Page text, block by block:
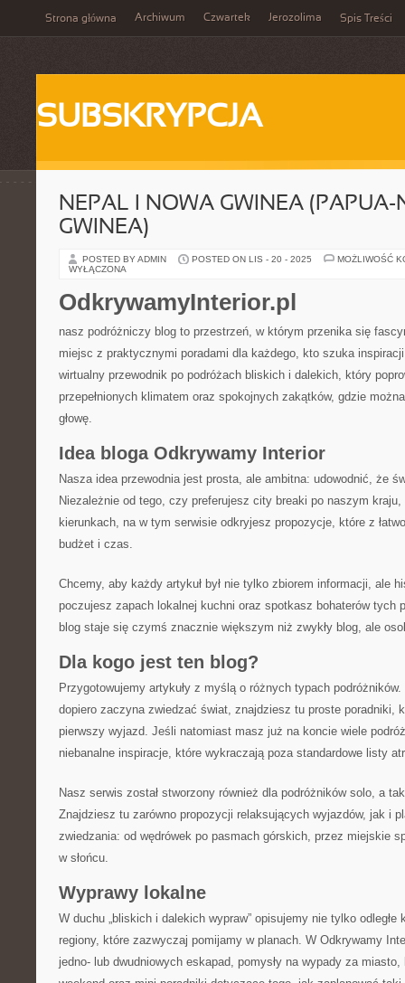
Strona główna Archiwum Czwartek Jerozolima Spis Treści
SUBSKRYPCJA
NEPAL I NOWA GWINEA (PAPUA-
GWINEA)
POSTED BY ADMIN POSTED ON LIS - 20 - 2025
MOŻLIWOŚĆ
WYŁĄCZONA
OdkrywamyInterior.pl
nasz podróżniczy blog to przestrzeń, w którym przenika się
miejsc z praktycznymi poradami dla każdego, kto szuka
wirtualny przewodnik po podróżach bliskich i dalekich, który
przepełnionych klimatem oraz spokojnych zakątków, gdzie
głowę.
Idea bloga Odkrywamy Interior
Nasza idea przewodnia jest prosta, ale ambitna: udowodnić, że
Niezależnie od tego, czy preferujesz city breaki po naszym
kierunkach, na w tym serwisie odkryjesz propozycje, które z
budżet i czas.
Chcemy, aby każdy artykuł był nie tylko zbiorem informacji, ale
poczujesz zapach lokalnej kuchni oraz spotkasz bohaterów tych
blog staje się czymś znacznie większym niż zwykły blog, ale
Dla kogo jest ten blog?
Przygotowujemy artykuły z myślą o różnych typach
dopiero zaczyna zwiedzać świat, znajdziesz tu proste poradniki,
pierwszy wyjazd. Jeśli natomiast masz już na koncie wiele
niebanalne inspiracje, które wykraczają poza standardowe listy
Nasz serwis został stworzony również dla podróżników solo, a
Znajdziesz tu zarówno propozycji relaksujących wyjazdów, jak i
zwiedzania: od wędrówek po pasmach górskich, przez miejskie
w słońcu.
Wyprawy lokalne
W duchu „bliskich i dalekich wypraw” opisujemy nie tylko
regiony, które zazwyczaj pomijamy w planach. W Odkrywamy
jedno- lub dwudniowych eskapad, pomysły na wypady za miasto,